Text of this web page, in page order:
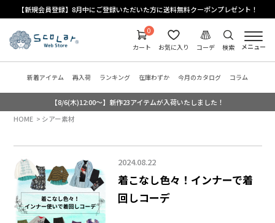
【新規会員登録】8月中にご登録いただいた方に送料無料クーポンプレゼント！
検索
コーデ
お気に入り
0
カート
メニュー
新着アイテム 再入荷 ランキング 在庫わずか 今月のカタログ コラム
【8/6(木)12:00～】新作23アイテムが入荷いたしました！
HOME シアー素材
2024.08.22
着こなし色々！インナーで着
回しコーデ